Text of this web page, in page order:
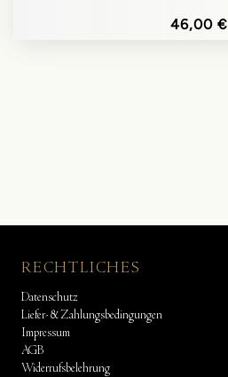
46,00 €
RECHTLICHES
Datenschutz
Liefer- & Zahlungsbedingungen
Impressum
AGB
Widerrufsbelehrung